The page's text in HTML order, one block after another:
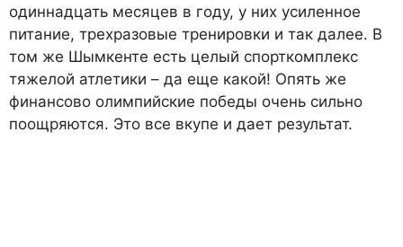
одиннадцать месяцев в году, у них усиленное
питание, трехразовые тренировки и так далее. В
том же Шымкенте есть целый спорткомплекс
тяжелой атлетики – да еще какой! Опять же
финансово олимпийские победы очень сильно
поощряются. Это все вкупе и дает результат.